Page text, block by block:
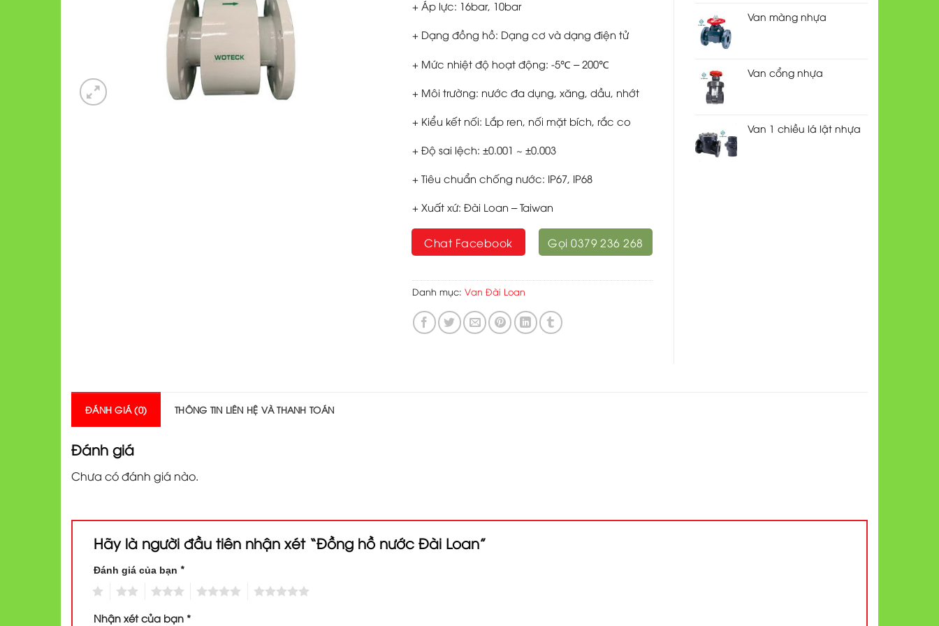
+ Áp lực: 16bar, 10bar
+ Dạng đồng hồ: Dạng cơ và dạng điện tử
+ Mức nhiệt độ hoạt động: -5℃ – 200℃
+ Môi trường: nước đa dụng, xăng, dầu, nhớt
+ Kiểu kết nối: Lắp ren, nối mặt bích, rắc co
+ Độ sai lệch: ±0.001 ~ ±0.003
+ Tiêu chuẩn chống nước: IP67, IP68
+ Xuất xứ: Đài Loan – Taiwan
Chat Facebook Gọi 0379 236 268
Danh mục: Van Đài Loan
Van màng nhựa
Van cổng nhựa
Van 1 chiều lá lật nhựa
ĐÁNH GIÁ (0) THÔNG TIN LIÊN HỆ VÀ THANH TOÁN
Đánh giá
Chưa có đánh giá nào.
Hãy là người đầu tiên nhận xét “Đồng hồ nước Đài Loan”
Đánh giá của bạn *
Nhận xét của bạn *